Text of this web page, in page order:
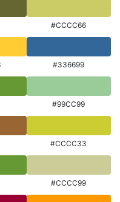
#CCCC66
#336699
#99CC99
#CCCC33
#CCCC99